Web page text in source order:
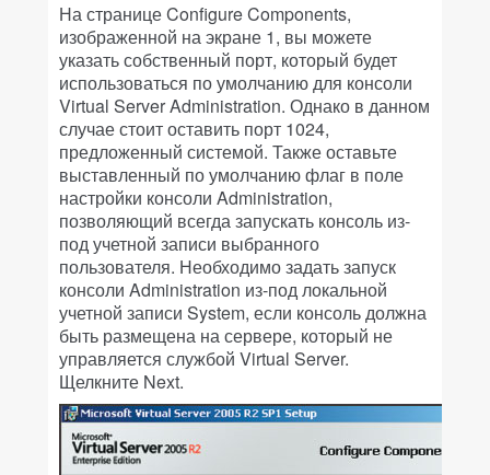
На странице Configure Components,
изображенной на экране 1, вы можете
указать собственный порт, который будет
использоваться по умолчанию для консоли
Virtual Server Administration. Однако в данном
случае стоит оставить порт 1024,
предложенный системой. Также оставьте
выставленный по умолчанию флаг в поле
настройки консоли Administration,
позволяющий всегда запускать консоль из-
под учетной записи выбранного
пользователя. Необходимо задать запуск
консоли Administration из-под локальной
учетной записи System, если консоль должна
быть размещена на сервере, который не
управляется службой Virtual Server.
Щелкните Next.